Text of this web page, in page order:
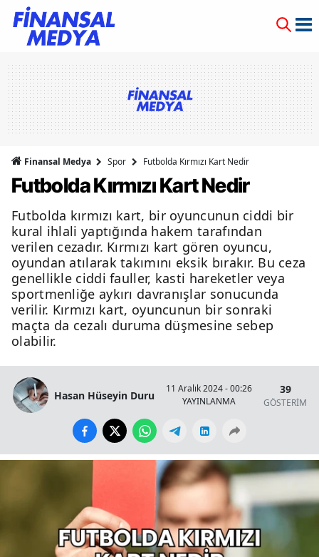
Finansal Medya Spor Futbolda Kırmızı Kart Nedir
Futbolda Kırmızı Kart Nedir
Futbolda kırmızı kart, bir oyuncunun ciddi bir
kural ihlali yaptığında hakem tarafından
verilen cezadır. Kırmızı kart gören oyuncu,
oyundan atılarak takımını eksik bırakır. Bu ceza
genellikle ciddi fauller, kasti hareketler veya
sportmenliğe aykırı davranışlar sonucunda
verilir. Kırmızı kart, oyuncunun bir sonraki
maçta da cezalı duruma düşmesine sebep
olabilir.
Hasan Hüseyin Duru
11 Aralık 2024 - 00:26
YAYINLANMA
39
GÖSTERİM